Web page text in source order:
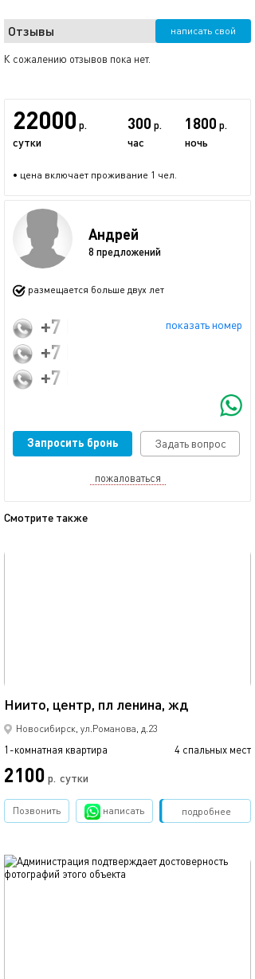
Отзывы написать свой
К сожалению отзывов пока нет.
22000 р.
сутки
300 р.
час
1800 р.
ночь
• цена включает проживание 1 чел.
Андрей
8 предложений
размещается больше двух лет
показать номер
+7 (913) 916-63-73
+7 (953) 763-99-00
+7 (961) 225-20-12
Запросить бронь Задать вопрос
пожаловаться
Смотрите также
Ниито, центр, пл ленина, жд
Новосибирск, ул.Романова, д.23
1-комнатная квартира 4 спальных мест
2100 р. сутки
подробнее
Позвонить написать Забронировать
обновлено 11.12.2025